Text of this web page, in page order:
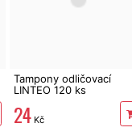
Tampony odličovací
LINTEO 120 ks
24 Kč